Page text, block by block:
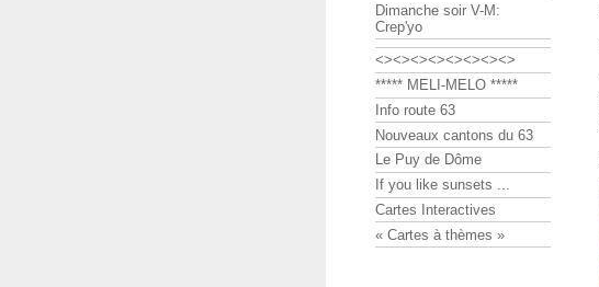
Dimanche soir V-M:
Crep'yo
<><><><><><><><>
***** MELI-MELO *****
Info route 63
Nouveaux cantons du 63
Le Puy de Dôme
If you like sunsets ...
Cartes Interactives
« Cartes à thèmes »